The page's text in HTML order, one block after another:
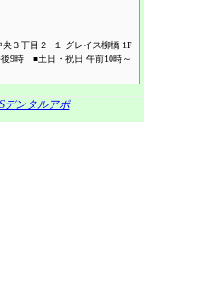
央３丁目２−１ グレイス柳橋 1F
9時 ■土日・祝日 午前10時～
デンタルアポ